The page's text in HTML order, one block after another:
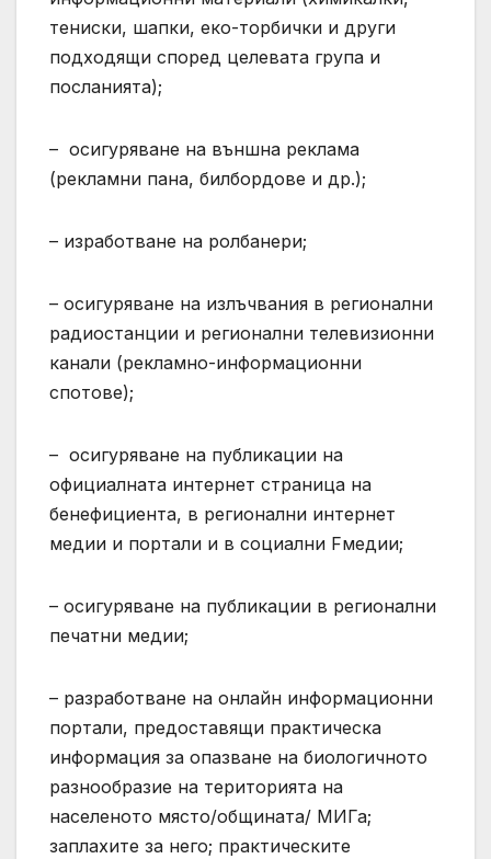
тениски, шапки, еко-торбички и други
подходящи според целевата група и
посланията);
– осигуряване на външна реклама
(рекламни пана, билбордове и др.);
– изработване на ролбанери;
– осигуряване на излъчвания в регионални
радиостанции и регионални телевизионни
канали (рекламно-информационни
спотове);
– осигуряване на публикации на
официалната интернет страница на
бенефициента, в регионални интернет
медии и портали и в социални Fмедии;
– осигуряване на публикации в регионални
печатни медии;
– разработване на онлайн информационни
портали, предоставящи практическа
информация за опазване на биологичното
разнообразие на територията на
населеното място/общината/ МИГа;
заплахите за него; практическите